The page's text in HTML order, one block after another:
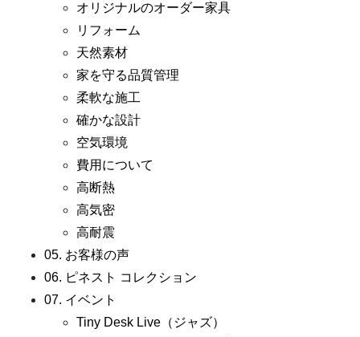
オリジナルのオーダー家具
リフォーム
天然素材
家を守る品質管理
柔軟な施工
確かな設計
空気環境
費用について
高断熱
高気密
高耐震
05. お客様の声
06. ピネスト コレクション
07. イベント
Tiny Desk Live（ジャズ）